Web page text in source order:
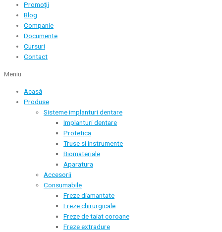
Promoții
Blog
Companie
Documente
Cursuri
Contact
Meniu
Acasă
Produse
Sisteme implanturi dentare
Implanturi dentare
Protetica
Truse si instrumente
Biomateriale
Aparatura
Accesorii
Consumabile
Freze diamantate
Freze chirurgicale
Freze de taiat coroane
Freze extradure